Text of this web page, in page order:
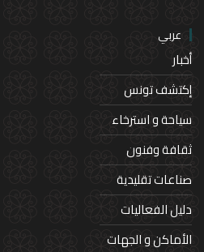
عربي
أخبار
إكتشف تونس
سياحة و استرخاء
ثقافة وفنون
صناعات تقليدية
دليل الفعاليات
الأماكن و الجهات